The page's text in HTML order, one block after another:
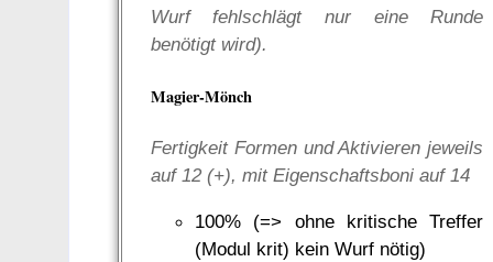
Wurf fehlschlägt nur eine Runde
benötigt wird).
Magier-Mönch
Fertigkeit Formen und Aktivieren jeweils
auf 12 (+), mit Eigenschaftsboni auf 14
100% (=> ohne kritische Treffer
(Modul krit) kein Wurf nötig)